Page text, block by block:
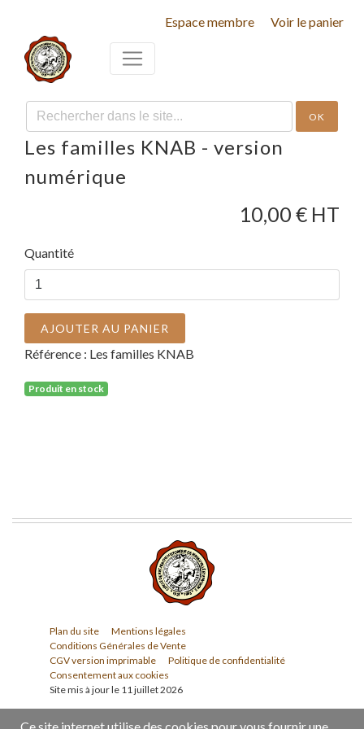
Espace membre Voir le panier
OK
Les familles KNAB - version
numérique
10,00 € HT
Quantité
AJOUTER AU PANIER
Référence : Les familles KNAB
Produit en stock
Plan du site
Mentions légales
Conditions Générales de Vente
CGV version imprimable
Politique de confidentialité
Consentement aux cookies
Site mis à jour le 11 juillet 2026